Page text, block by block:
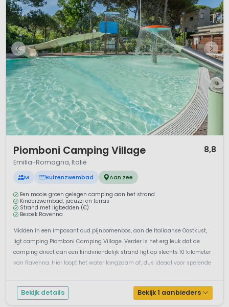
Piomboni Camping Village 8,8
Emilia-Romagna, Italië
M Buitenzwembad Aan zee
Een mooie groen gelegen camping aan het strand
Kinderzwembad, jacuzzi en terras
Strand met ligbedden (€)
Bezoek Ravenna
Midden in een imposant oud pijnbomenbos, aan de Italiaanse Oostkust,
ligt camping Piomboni Camping Village. Verder is het erg leuk dat de
camping direct aan een kindvriendelijk strand ligt op slechts 10 kilometer
van Ravenna. Hier loopt het water langzaam af, dus ideaal voor spelende
Bekijk details Bekijk 1 aanbieders